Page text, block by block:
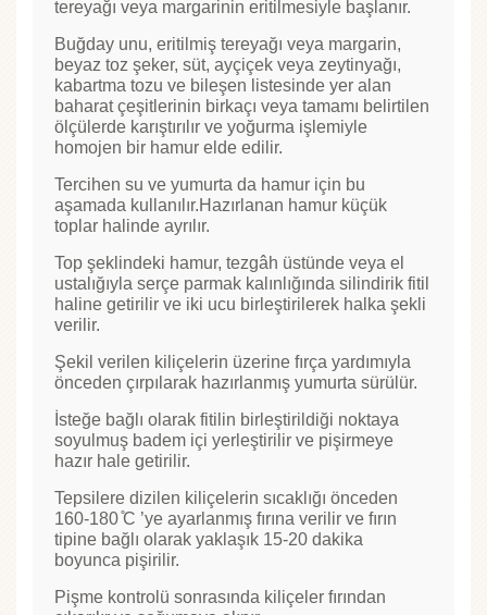
tereyağı veya margarinin eritilmesiyle başlanır.
Buğday unu, eritilmiş tereyağı veya margarin,
beyaz toz şeker, süt, ayçiçek veya zeytinyağı,
kabartma tozu ve bileşen listesinde yer alan
baharat çeşitlerinin birkaçı veya tamamı belirtilen
ölçülerde karıştırılır ve yoğurma işlemiyle
homojen bir hamur elde edilir.
Tercihen su ve yumurta da hamur için bu
aşamada kullanılır.Hazırlanan hamur küçük
toplar halinde ayrılır.
Top şeklindeki hamur, tezgâh üstünde veya el
ustalığıyla serçe parmak kalınlığında silindirik fitil
haline getirilir ve iki ucu birleştirilerek halka şekli
verilir.
Şekil verilen kiliçelerin üzerine fırça yardımıyla
önceden çırpılarak hazırlanmış yumurta sürülür.
İsteğe bağlı olarak fitilin birleştirildiği noktaya
soyulmuş badem içi yerleştirilir ve pişirmeye
hazır hale getirilir.
Tepsilere dizilen kiliçelerin sıcaklığı önceden
160-180 ̊C ’ye ayarlanmış fırına verilir ve fırın
tipine bağlı olarak yaklaşık 15-20 dakika
boyunca pişirilir.
Pişme kontrolü sonrasında kiliçeler fırından